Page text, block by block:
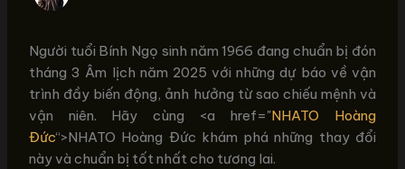
Người tuổi Bính Ngọ sinh năm 1966 đang chuẩn bị đón
tháng 3 Âm lịch năm 2025 với những dự báo về vận
trình đầy biến động, ảnh hưởng từ sao chiếu mệnh và
vận niên. Hãy cùng <a href="NHATO Hoàng
Đức“>NHATO Hoàng Đức khám phá những thay đổi
này và chuẩn bị tốt nhất cho tương lai.